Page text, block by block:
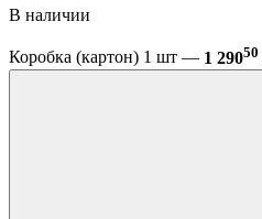
В наличии
Коробка (картон) 1 шт — 1 29050